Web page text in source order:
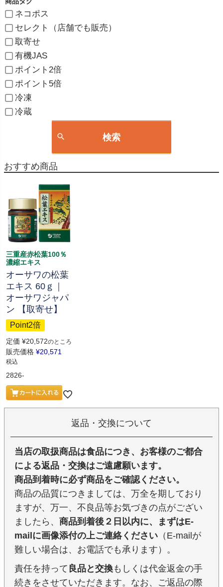
ネコポス
セレクト（店舗でも販売）
取寄せ
有機JAS
ポイント2倍
ポイント5倍
冷凍
冷蔵
検索
おすすめ商品
三重産赤松葉100％
濃縮エキス
オーサワの松葉
エキス 60ｇ｜
オーサワジャパ
ン 【取寄せ】
Point2倍
定価 ¥20,572のところ
販売価格 ¥20,571
税込
2826-
返品・交換について
当店の取扱商品は食品につき、お客様のご都合
による返品・交換はご遠慮願います。
商品到着時に必ず商品をご確認ください。
商品の品質につきましては、万全を期しており
ますが、万一、不良品等お気づきの点がござい
ましたら、 商品到着後２日以内に、まずはE-
mailに画像添付の上ご連絡ください （E-mailが
難しい場合は、お電話でも承ります）。
責任を持って 良品と交換もしくは代金返金の手
続きをさせていただきます。なお、ご返品の際